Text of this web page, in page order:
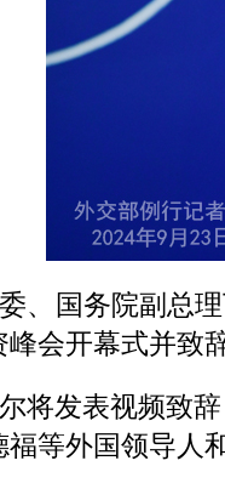
、国务院副总
会开幕式并致
将发表视频致
等外国领导人